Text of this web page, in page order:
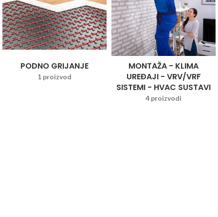
PODNO GRIJANJE
1 proizvod
MONTAŽA - KLIMA
UREĐAJI - VRV/VRF
SISTEMI - HVAC SUSTAVI
4 proizvodi